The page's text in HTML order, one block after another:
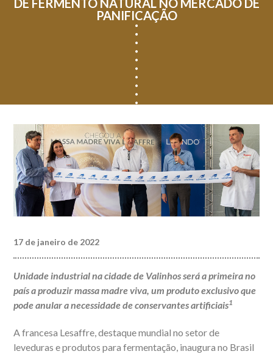
DE FERMENTO NATURAL NO MERCADO DE
PANIFICAÇÃO
17 de janeiro de 2022
Unidade industrial na cidade de Valinhos será a primeira no
país a produzir massa madre viva, um produto exclusivo que
pode anular a necessidade de conservantes artificiais1
A francesa Lesaffre, destaque mundial no setor de
leveduras e produtos para fermentação, inaugura no Brasil